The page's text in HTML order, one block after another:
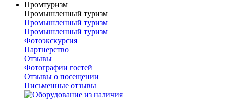
Промтуризм
Промышленный туризм
Промышленный туризм
Промышленный туризм
Фотоэкскурсия
Партнерство
Отзывы
Фотографии гостей
Отзывы о посещении
Письменные отзывы